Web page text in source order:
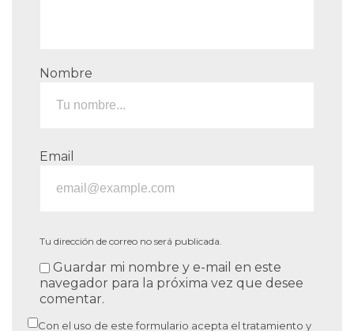
Nombre
Email
Tu dirección de correo no será publicada.
Guardar mi nombre y e-mail en este
navegador para la próxima vez que desee
comentar.
Con el uso de este formulario acepta el tratamiento y